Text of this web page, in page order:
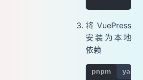
将 VuePress
安装为本地
依赖
pnpm yarn